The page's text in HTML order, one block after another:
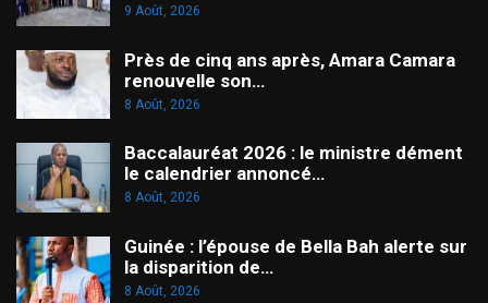
9 Août, 2026
Près de cinq ans après, Amara Camara
renouvelle son…
8 Août, 2026
Baccalauréat 2026 : le ministre dément
le calendrier annoncé…
8 Août, 2026
Guinée : l’épouse de Bella Bah alerte sur
la disparition de…
8 Août, 2026